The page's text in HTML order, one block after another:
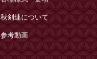
秋剣連について
参考動画